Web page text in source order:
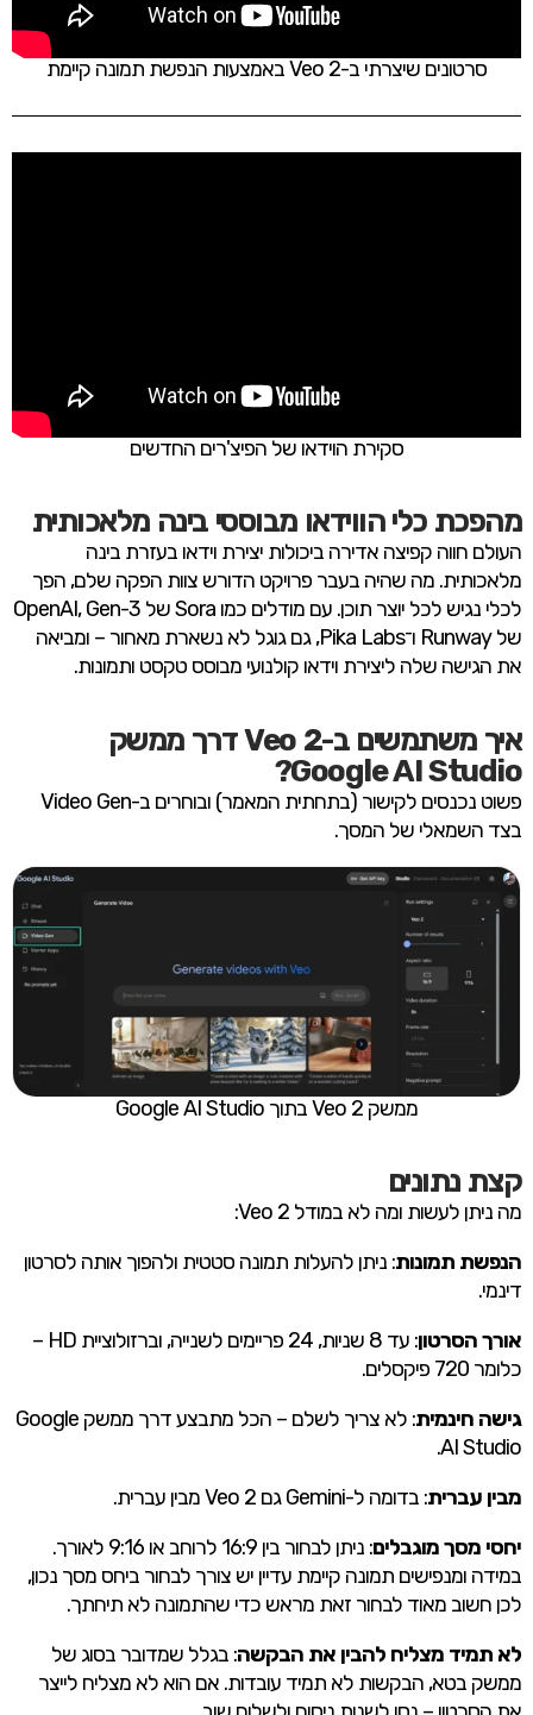
סרטונים שיצרתי ב-Veo 2 באמצעות הנפשת תמונה קיימת
סקירת הוידאו של הפיצ'רים החדשים
מהפכת כלי הווידאו מבוססי בינה מלאכותית
העולם חווה קפיצה אדירה ביכולות יצירת וידאו בעזרת בינה
מלאכותית. מה שהיה בעבר פרויקט הדורש צוות הפקה שלם, הפך
לכלי נגיש לכל יוצר תוכן. עם מודלים כמו Sora של OpenAI, Gen-3
של Runway ו־Pika Labs, גם גוגל לא נשארת מאחור – ומביאה
את הגישה שלה ליצירת וידאו קולנועי מבוסס טקסט ותמונות.
איך משתמשים ב-Veo 2 דרך ממשק
Google AI Studio?
פשוט נכנסים לקישור (בתחתית המאמר) ובוחרים ב-Video Gen
בצד השמאלי של המסך.
ממשק Veo 2 בתוך Google AI Studio
קצת נתונים
מה ניתן לעשות ומה לא במודל Veo 2:
הנפשת תמונות: ניתן להעלות תמונה סטטית ולהפוך אותה לסרטון
דינמי.
אורך הסרטון
: עד 8 שניות, 24 פריימים לשנייה, וברזולוציית HD –
כלומר 720 פיקסלים.
גישה חינמית
: לא צריך לשלם – הכל מתבצע דרך ממשק Google
AI Studio.
מבין עברית: בדומה ל-Gemini גם Veo 2 מבין עברית.
יחסי מסך מוגבלים
: ניתן לבחור בין 16:9 לרוחב או 9:16 לאורך.
במידה ומנפישים תמונה קיימת עדיין יש צורך לבחור ביחס מסך נכון,
לכן חשוב מאוד לבחור זאת מראש כדי שהתמונה לא תיחתך.
לא תמיד מצליח להבין את הבקשה: בגלל שמדובר בסוג של
ממשק בטא, הבקשות לא תמיד עובדות. אם הוא לא מצליח לייצר